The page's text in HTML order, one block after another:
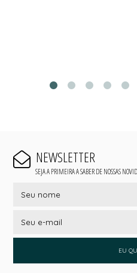
NEWSLETTER
SEJA A PRIMEIRA A SABER DE NOSSAS
EU